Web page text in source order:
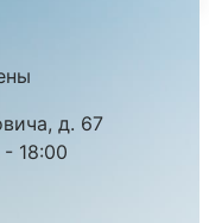
д. 67
18:00